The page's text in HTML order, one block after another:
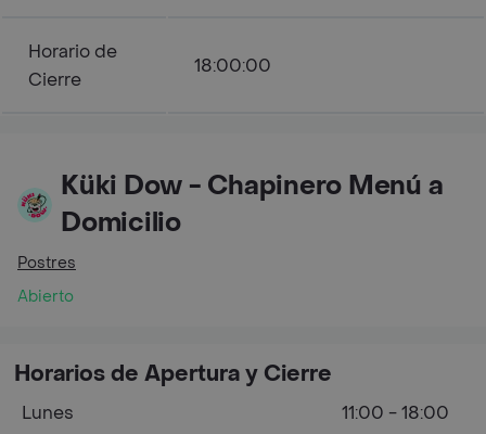
Horario de
Cierre
18:00:00
Küki Dow - Chapinero Menú a
Domicilio
Postres
Abierto
Horarios de Apertura y Cierre
Lunes
11:00 - 18:00